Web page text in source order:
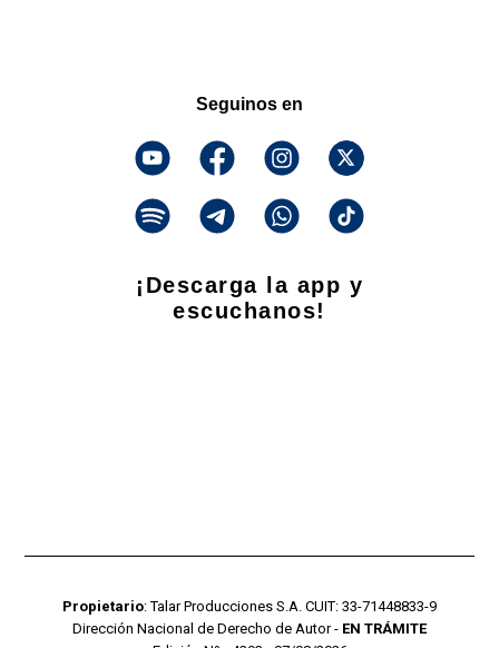
Seguinos en
¡Descarga la app y
escuchanos!
Propietario: Talar Producciones S.A. CUIT: 33-71448833-9
Dirección Nacional de Derecho de Autor - EN TRÁMITE